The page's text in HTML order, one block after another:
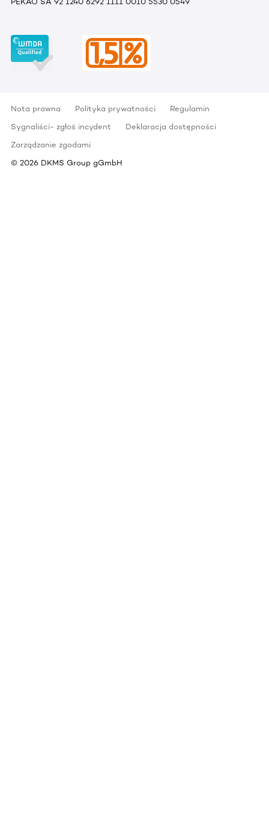
Nota prawna Polityka prywatności
Regulamin
Sygnaliści- zgłoś incydent
Deklaracja dostępności
Zarządzanie zgodami
© 2026 DKMS Group gGmbH